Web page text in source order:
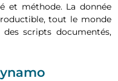
et méthode. La donnée
tout le monde
scripts documentés,